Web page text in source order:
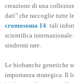
creazione di una
dati" che raccoglie tutte
cromosoma 14: tali
scientifica internazionale
sindromi rare.
Le biobanche genetiche
importanza strategica. Il